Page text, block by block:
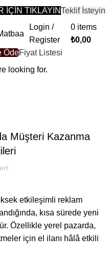
İÇİN TIKLAYINTeklif İsteyin
Login /
Register
0 items
₺0,00
ÖdeFiyat Listesi
Müşteri Kazanma
etkileşimli reklam
kısa sürede yeni
Özellikle yerel pazarda,
için el ilanı hâlâ etkili
looking for.